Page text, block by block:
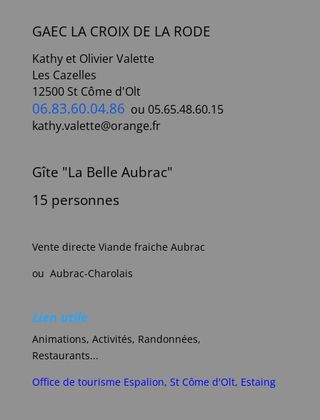
GAEC LA CROIX DE LA RODE
Kathy et Olivier Valette
Les Cazelles
12500 St Côme d'Olt
06.83.60.04.86 ou 05.65.48.60.15
kathy.valette@orange.fr
Gîte "La Belle Aubrac"
15 personnes
Vente directe Viande fraiche Aubrac
ou Aubrac-Charolais
Lien utile
Animations, Activités, Randonnées,
Restaurants...
Office de tourisme Espalion, St Côme d'Olt, Estaing